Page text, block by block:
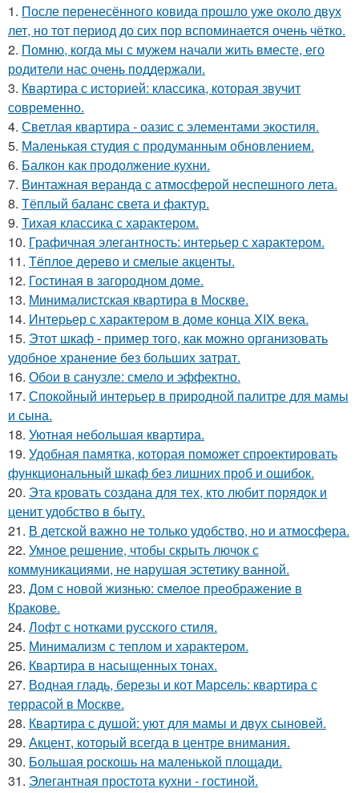
1. После перенесённого ковида прошло уже около двух
лет, но тот период до сих пор вспоминается очень чётко.
2. Помню, когда мы с мужем начали жить вместе, его
родители нас очень поддержали.
3. Квартира с историей: классика, которая звучит
современно.
4. Светлая квартира - оазис с элементами экостиля.
5. Маленькая студия с продуманным обновлением.
6. Балкон как продолжение кухни.
7. Винтажная веранда с атмосферой неспешного лета.
8. Тёплый баланс света и фактур.
9. Тихая классика с характером.
10. Графичная элегантность: интерьер с характером.
11. Тёплое дерево и смелые акценты.
12. Гостиная в загородном доме.
13. Минималистская квартира в Москве.
14. Интерьер с характером в доме конца XIX века.
15. Этот шкаф - пример того, как можно организовать
удобное хранение без больших затрат.
16. Обои в санузле: смело и эффектно.
17. Спокойный интерьер в природной палитре для мамы
и сына.
18. Уютная небольшая квартира.
19. Удобная памятка, которая поможет спроектировать
функциональный шкаф без лишних проб и ошибок.
20. Эта кровать создана для тех, кто любит порядок и
ценит удобство в быту.
21. В детской важно не только удобство, но и атмосфера.
22. Умное решение, чтобы скрыть лючок с
коммуникациями, не нарушая эстетику ванной.
23. Дом с новой жизнью: смелое преображение в
Кракове.
24. Лофт с нотками русского стиля.
25. Минимализм с теплом и характером.
26. Квартира в насыщенных тонах.
27. Водная гладь, березы и кот Марсель: квартира с
террасой в Москве.
28. Квартира с душой: уют для мамы и двух сыновей.
29. Акцент, который всегда в центре внимания.
30. Большая роскошь на маленькой площади.
31. Элегантная простота кухни - гостиной.